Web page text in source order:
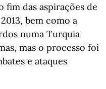
fim das aspirações de
bem como a
numa Turquia
mas o processo foi
e ataques